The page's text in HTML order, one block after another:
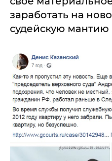
заработать на
судейскую мантию